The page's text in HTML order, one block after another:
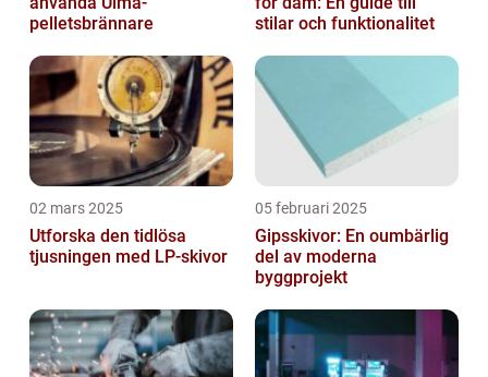
pelletsbrännare
stilar och funktionalitet
02 mars 2025
Utforska den tidlösa
tjusningen med LP-skivor
05 februari 2025
Gipsskivor: En oumbärlig
del av moderna
byggprojekt